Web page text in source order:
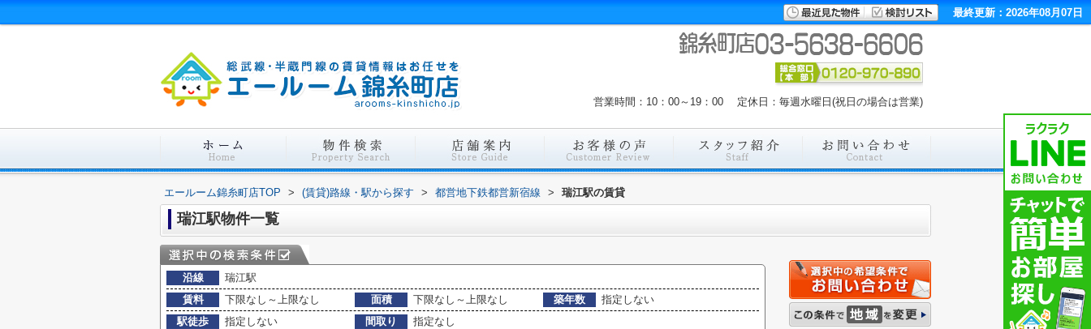
最終更新：2026年08月07日
営業時間：10：00～19：00 定休日：毎週水曜日(祝日の場合は営業)
エールーム錦糸町店TOP > (賃貸)路線・駅から探す > 都営地下鉄都営新宿線 > 瑞江駅の賃貸
瑞江駅物件一覧
沿線
瑞江駅
賃料
下限なし～上限なし 面積 下限なし～上限なし 築年数
指定しない
駅徒歩
指定しない 間取り
指定なし